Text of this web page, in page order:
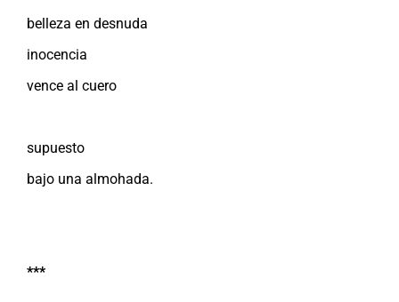
belleza en desnuda
inocencia
vence al cuero
supuesto
bajo una almohada.
***